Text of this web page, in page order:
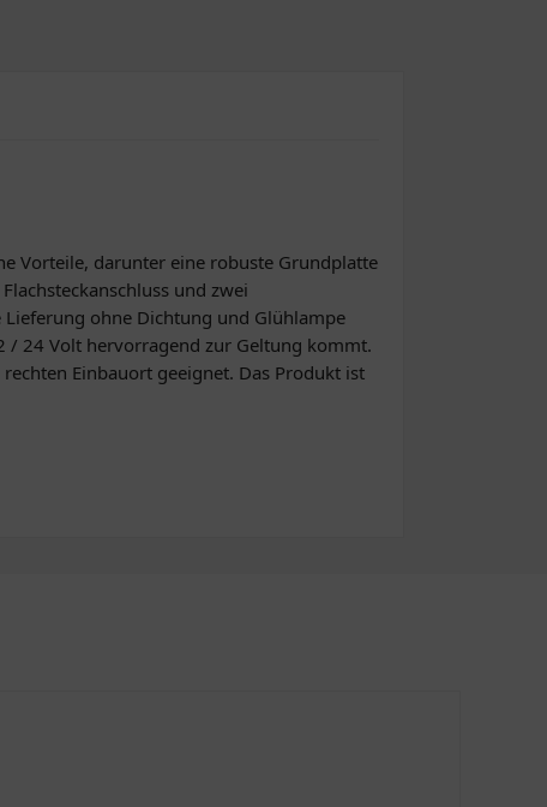
Vorteile, darunter eine robuste Grundplatte
und zwei
Lieferung ohne Dichtung und Glühlampe
/ 24 Volt hervorragend zur Geltung kommt.
Einbauort geeignet. Das Produkt ist